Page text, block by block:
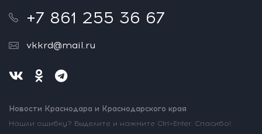
+7 861 255 36 67
vkkrd@mail.ru
Новости Краснодара и Краснодарского края
Нашли ошибку? Выделите и нажмите Ctrl+Enter. Спасибо!